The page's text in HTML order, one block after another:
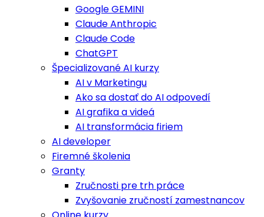
Google GEMINI
Claude Anthropic
Claude Code
ChatGPT
Špecializované AI kurzy
AI v Marketingu
Ako sa dostať do AI odpovedí
AI grafika a videá
AI transformácia firiem
AI developer
Firemné školenia
Granty
Zručnosti pre trh práce
Zvyšovanie zručností zamestnancov